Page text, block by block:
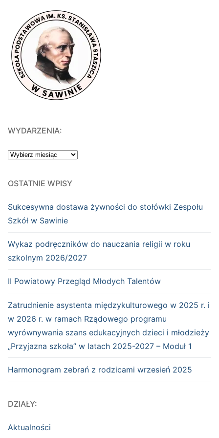
WYDARZENIA:
WYDARZENIA:
OSTATNIE WPISY
Sukcesywna dostawa żywności do stołówki Zespołu
Szkół w Sawinie
Wykaz podręczników do nauczania religii w roku
szkolnym 2026/2027
II Powiatowy Przegląd Młodych Talentów
Zatrudnienie asystenta międzykulturowego w 2025 r. i
w 2026 r. w ramach Rządowego programu
wyrównywania szans edukacyjnych dzieci i młodzieży
„Przyjazna szkoła” w latach 2025-2027 – Moduł 1
Harmonogram zebrań z rodzicami wrzesień 2025
DZIAŁY:
Aktualności